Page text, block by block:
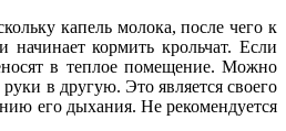
капель молока, после чего к
кормить крольчат. Если
в теплое помещение. Можно
в другую. Это является своего
его дыхания. Не рекомендуется